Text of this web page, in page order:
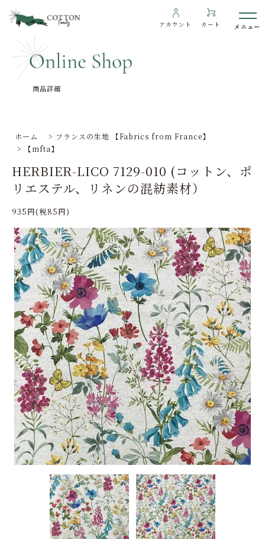
アカウント カート
インフォメーション
海外の方へ
To overseas customers
プライバシーポリシー
特定商取引に基づく表記
お問い合わせ
商品詳細
ホーム > フランスの生地 【Fabrics from France】
>
【mfta】
HERBIER-LICO 7129-010 (コットン、ポ
リエステル、リネンの混紡素材）
935円(税85円)